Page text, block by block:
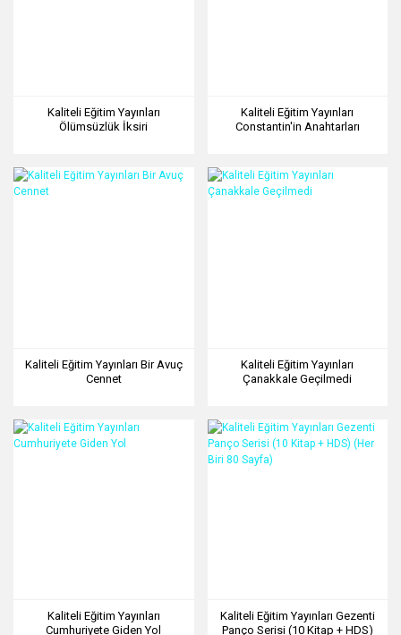
Kaliteli Eğitim Yayınları
Ölümsüzlük İksiri
Kaliteli Eğitim Yayınları
Constantin'in Anahtarları
Kaliteli Eğitim Yayınları Bir Avuç
Cennet
Kaliteli Eğitim Yayınları
Çanakkale Geçilmedi
Kaliteli Eğitim Yayınları
Cumhuriyete Giden Yol
Kaliteli Eğitim Yayınları Gezenti
Panço Serisi (10 Kitap + HDS)